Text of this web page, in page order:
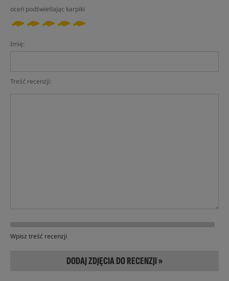
oceń podświetlając karpiki
Imię:
Treść recenzji:
Wpisz treść recenzji
DODAJ ZDJĘCIA DO RECENZJI »